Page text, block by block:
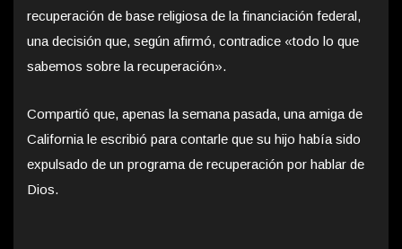
recuperación de base religiosa de la financiación federal,
una decisión que, según afirmó, contradice «todo lo que
sabemos sobre la recuperación».
Compartió que, apenas la semana pasada, una amiga de
California le escribió para contarle que su hijo había sido
expulsado de un programa de recuperación por hablar de
Dios.